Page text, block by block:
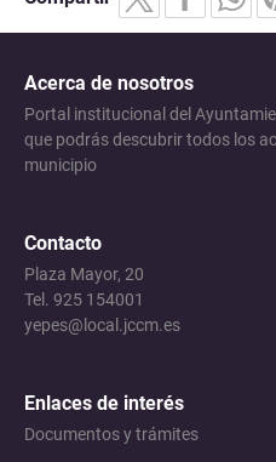
Acerca de nosotros
Portal institucional del
que podrás descubrir todos los
municipio
Contacto
Plaza Mayor, 20
Tel. 925 154001
yepes@local.jccm.es
Enlaces de interés
Documentos y trámites